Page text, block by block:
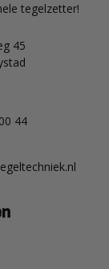
tegelzetter!
45
44